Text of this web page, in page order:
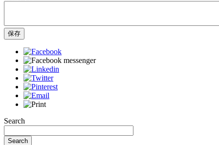
保存
Search
Search